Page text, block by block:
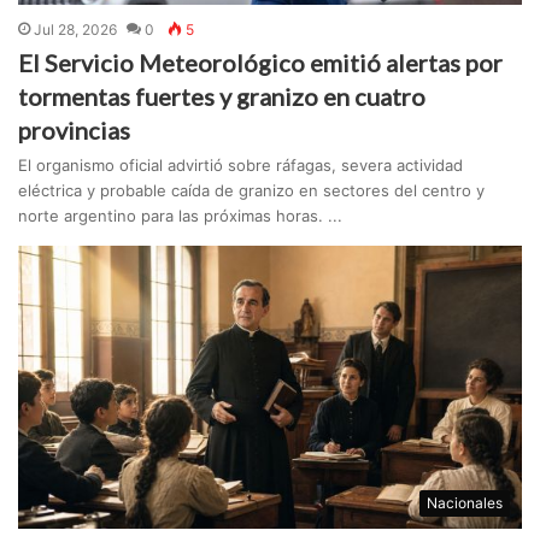
Jul 28, 2026 0 5
El Servicio Meteorológico emitió alertas por
tormentas fuertes y granizo en cuatro
provincias
El organismo oficial advirtió sobre ráfagas, severa actividad
eléctrica y probable caída de granizo en sectores del centro y
norte argentino para las próximas horas. ...
Nacionales